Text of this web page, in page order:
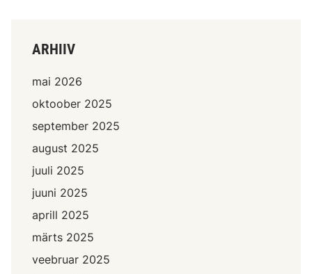
ARHIIV
mai 2026
oktoober 2025
september 2025
august 2025
juuli 2025
juuni 2025
aprill 2025
märts 2025
veebruar 2025